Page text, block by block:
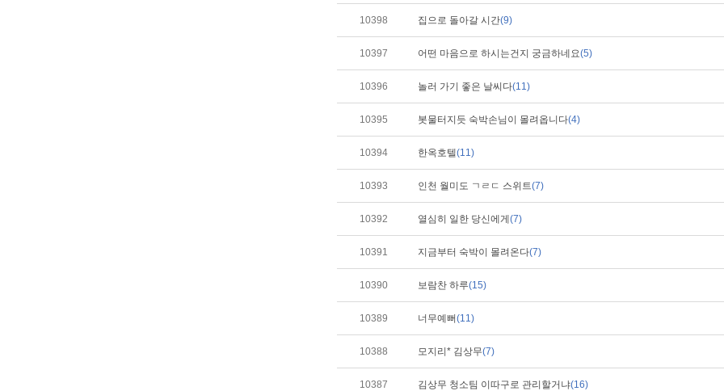
10398 집으로 돌아갈 시간(9)
10397 어떤 마음으로 하시는건지 궁금하네요(5)
10396 놀러 가기 좋은 날씨다(11)
10395 봇물터지듯 숙박손님이 몰려옵니다(4)
10394 한옥호텔(11)
10393 인천 월미도 ㄱㄹㄷ 스위트(7)
10392 열심히 일한 당신에게 (7)
10391 지금부터 숙박이 몰려온다(7)
10390 보람찬 하루(15)
10389 너무예뻐(11)
10388 모지리* 김상무(7)
10387 김상무 청소팀 이따구로 관리할거냐(16)